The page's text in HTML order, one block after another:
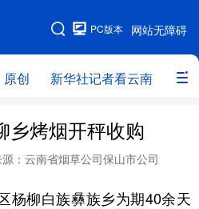
网站无障碍
PC版本
原创 新华社记者看云南 政务
网站地图
南要闻 本网原创
政务 人事
领导报道集 旅游
乡烤烟开秤收购
：云南省烟草公司保山市公司
柳白族彝族乡为期40余天